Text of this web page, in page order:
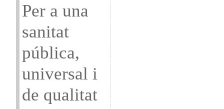
Per a una
sanitat
pública,
universal i
de qualitat